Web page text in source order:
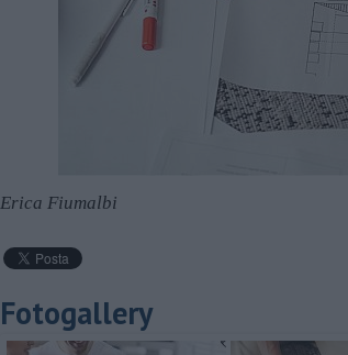
Erica Fiumalbi
Fotogallery